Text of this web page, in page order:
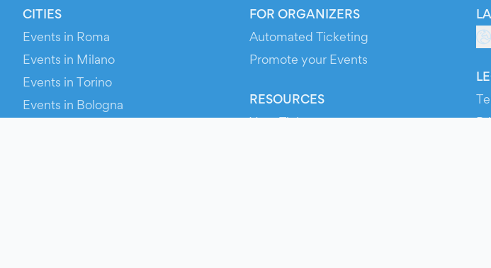
CITIES
Events in Roma
Events in Milano
Events in Torino
Events in Bologna
FOR ORGANIZERS
Automated Ticketing
Promote your Events
RESOURCES
Your Tickets